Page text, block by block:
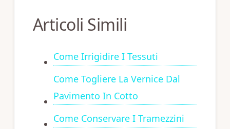
Articoli Simili
Come Irrigidire I Tessuti
Come Togliere La Vernice Dal
Pavimento In Cotto
Come Conservare I Tramezzini